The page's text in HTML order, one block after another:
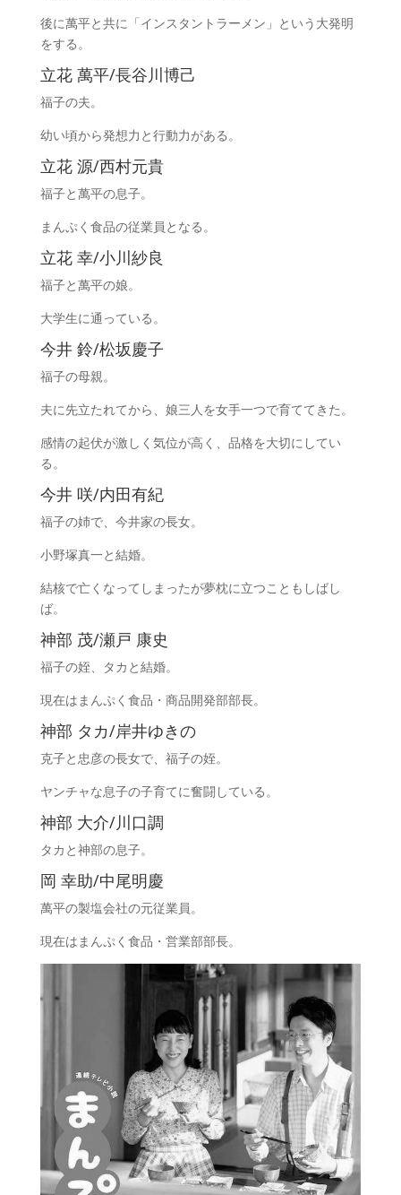
後に萬平と共に「インスタントラーメン」という大発明
をする。
立花 萬平/長谷川博己
福子の夫。
幼い頃から発想力と行動力がある。
立花 源/西村元貴
福子と萬平の息子。
まんぷく食品の従業員となる。
立花 幸/小川紗良
福子と萬平の娘。
大学生に通っている。
今井 鈴/松坂慶子
福子の母親。
夫に先立たれてから、娘三人を女手一つで育ててきた。
感情の起伏が激しく気位が高く、品格を大切にしてい
る。
今井 咲/内田有紀
福子の姉で、今井家の長女。
小野塚真一と結婚。
結核で亡くなってしまったが夢枕に立つこともしばし
ば。
神部 茂/瀬戸 康史
福子の姪、タカと結婚。
現在はまんぷく食品・商品開発部部長。
神部 タカ/岸井ゆきの
克子と忠彦の長女で、福子の姪。
ヤンチャな息子の子育てに奮闘している。
神部 大介/川口調
タカと神部の息子。
岡 幸助/中尾明慶
萬平の製塩会社の元従業員。
現在はまんぷく食品・営業部部長。